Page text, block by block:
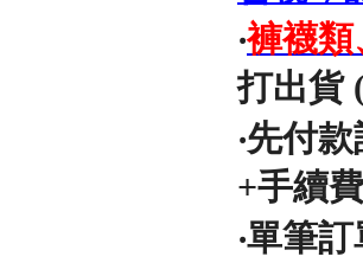
‧褲襪類
打出貨
‧先付
+手續
‧單筆